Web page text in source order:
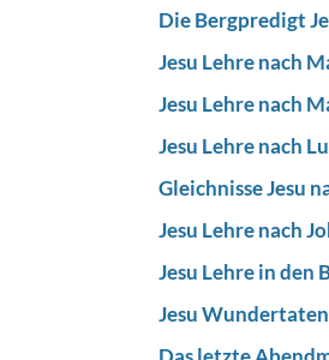
Die Bergpredigt
Jesu Lehre nach
Jesu Lehre nach
Jesu Lehre nach
Gleichnisse Jesu
Jesu Lehre nach
Jesu Lehre in den
Jesu Wundertaten